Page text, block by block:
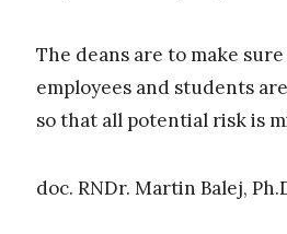
The deans are to make
employees and students
so that all potential risk is
doc. RNDr. Martin Balej,